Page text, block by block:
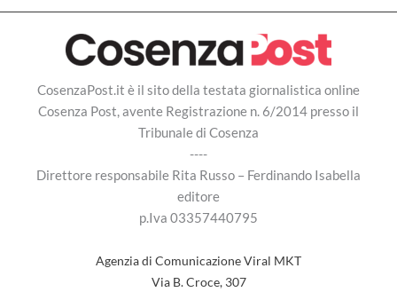
CosenzaPost.it è il sito della testata giornalistica online
Cosenza Post, avente Registrazione n. 6/2014 presso il
Tribunale di Cosenza
----
Direttore responsabile Rita Russo – Ferdinando Isabella
editore
p.Iva 03357440795
Agenzia di Comunicazione Viral MKT
Via B. Croce, 307